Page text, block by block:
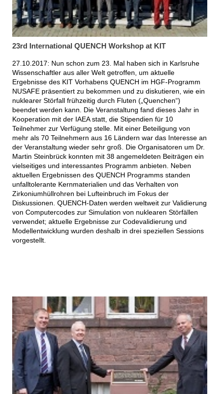
23rd International QUENCH Workshop at KIT
27.10.2017: Nun schon zum 23. Mal haben sich in Karlsruhe
Wissenschaftler aus aller Welt getroffen, um aktuelle
Ergebnisse des KIT Vorhabens QUENCH im HGF-Programm
NUSAFE präsentiert zu bekommen und zu diskutieren, wie ein
nuklearer Störfall frühzeitig durch Fluten („Quenchen“)
beendet werden kann. Die Veranstaltung fand dieses Jahr in
Kooperation mit der IAEA statt, die Stipendien für 10
Teilnehmer zur Verfügung stelle. Mit einer Beteiligung von
mehr als 70 Teilnehmern aus 16 Ländern war das Interesse an
der Veranstaltung wieder sehr groß. Die Organisatoren um Dr.
Martin Steinbrück konnten mit 38 angemeldeten Beiträgen ein
vielseitiges und interessantes Programm anbieten. Neben
aktuellen Ergebnissen des QUENCH Programms standen
unfalltolerante Kernmaterialien und das Verhalten von
Zirkoniumhüllrohren bei Lufteinbruch im Fokus der
Diskussionen. QUENCH-Daten werden weltweit zur Validierung
von Computercodes zur Simulation von nuklearen Störfällen
verwendet; aktuelle Ergebnisse zur Codevalidierung und
Modellentwicklung wurden deshalb in drei speziellen Sessions
vorgestellt.